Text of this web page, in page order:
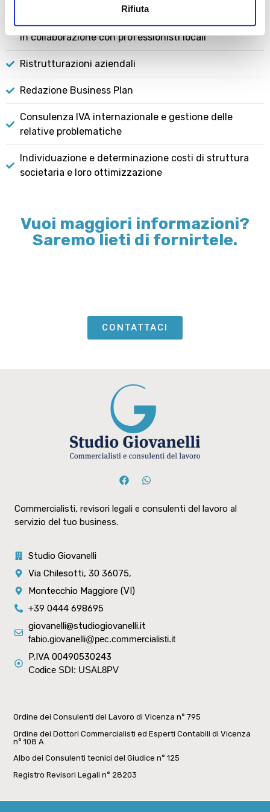
Rifiuta
Adempimenti con le autorità nel paese target anche
in collaborazione con professionisti locali
Ristrutturazioni aziendali
Redazione Business Plan
Consulenza IVA internazionale e gestione delle
relative problematiche
Individuazione e determinazione costi di struttura
societaria e loro ottimizzazione
Vuoi maggiori informazioni?
Saremo lieti di fornirtele.
CONTATTACI
Commercialisti, revisori legali e consulenti del lavoro al
servizio del tuo business.
Studio Giovanelli
Via Chilesotti, 30 36075,
Montecchio Maggiore (VI)
+39 0444 698695
giovanelli@studiogiovanelli.it
fabio.giovanelli@pec.commercialisti.it
P.IVA 00490530243
Codice SDI: USAL8PV
Ordine dei Consulenti del Lavoro di Vicenza n° 795
Ordine dei Dottori Commercialisti ed Esperti Contabili di Vicenza
n° 108 A
Albo dei Consulenti tecnici del Giudice n° 125
Registro Revisori Legali n° 28203